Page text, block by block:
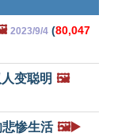
2023/9/4 (80,047
变聪明 🖼️
惨生活 🖼️▶️